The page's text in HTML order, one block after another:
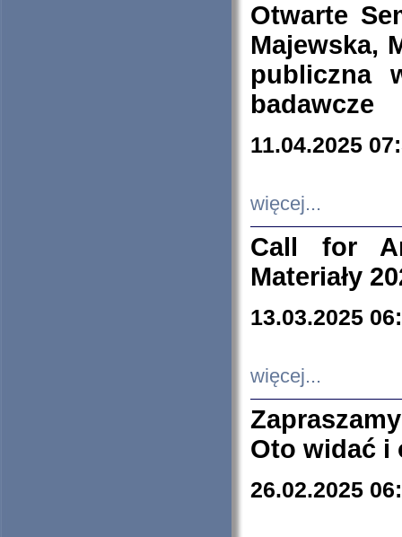
Otwarte
Majewska,
publiczna
badawcze
11.04.2025
więcej...
Call for
Materiały
13.03.2025
więcej...
Oto widać i
26.02.2025